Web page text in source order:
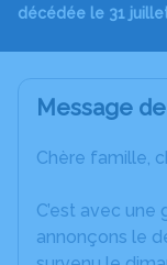
décédée le 31
Message
Chère famille,
C’est avec
annonçons le